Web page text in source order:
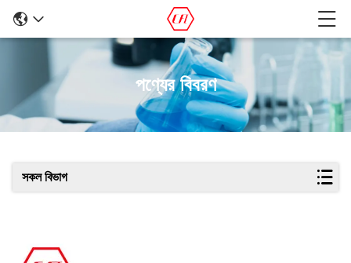
পণ্যের বিবরণ
সকল বিভাগ